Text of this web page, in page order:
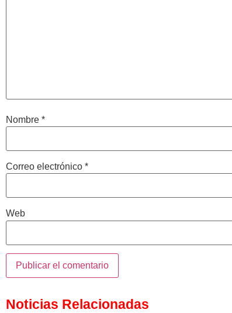
Nombre *
Correo electrónico *
Web
Noticias Relacionadas